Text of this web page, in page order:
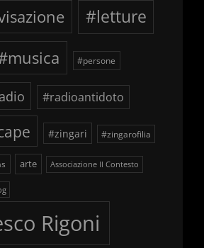
#letture
#persone
#radioantidoto
#zingari #zingarofilia
arte Associazione Il Contesto
Rigoni